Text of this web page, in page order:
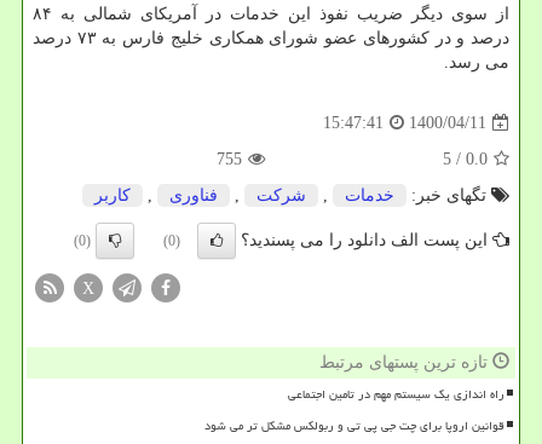
از سوی دیگر ضریب نفوذ این خدمات در آمریکای شمالی به ۸۴
درصد و در کشورهای عضو شورای همکاری خلیج فارس به ۷۳ درصد
می رسد.
1400/04/11
15:47:41
0.0
/ 5
755
تگهای خبر:
خدمات , شركت , فناوری , كاربر
این پست الف دانلود را می پسندید؟ (0)
(0)
X
تازه ترین پستهای مرتبط
راه اندازی یک سیستم مهم در تامین اجتماعی
قوانین اروپا برای چت جی پی تی و ربولکس مشکل تر می شود